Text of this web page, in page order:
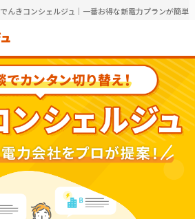
でんきコンシェルジュ｜一番お得な新電力プランが簡単